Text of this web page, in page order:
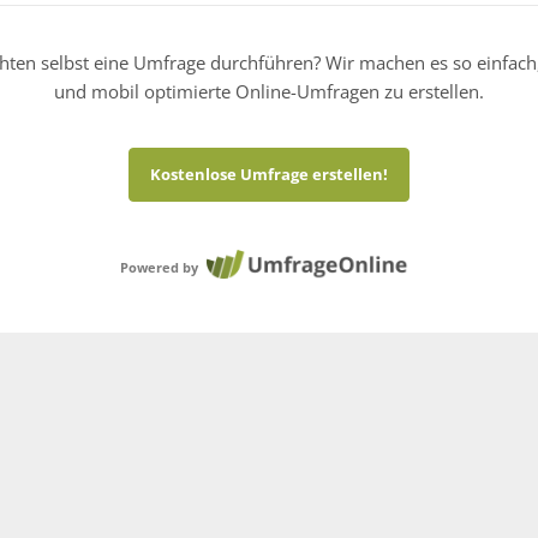
selbst eine Umfrage durchführen? Wir machen es so
und mobil optimierte Online-Umfragen zu erstellen.
Kostenlose Umfrage erstellen!
Powered by